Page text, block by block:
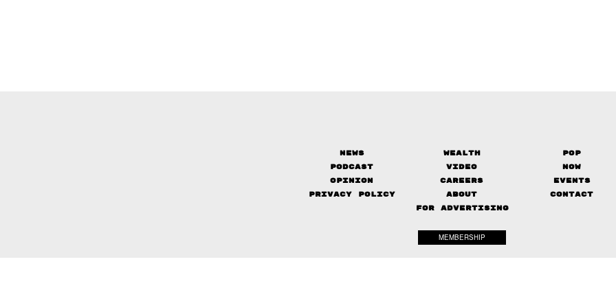
News Wealth
Pop
Podcast
Video
Now
Opinion
Careers
Events
Privacy Policy
About
Contact
FOR ADVERTISING
MEMBERSHIP